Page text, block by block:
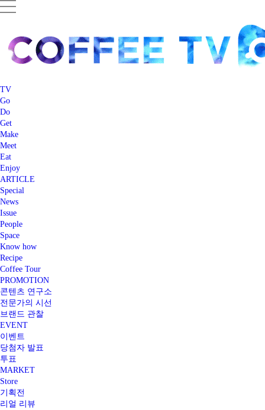
TV
Go
Do
Get
Make
Meet
Eat
Enjoy
ARTICLE
Special
News
Issue
People
Space
Know how
Recipe
Coffee Tour
PROMOTION
콘텐츠 연구소
전문가의 시선
브랜드 관찰
EVENT
이벤트
당첨자 발표
투표
MARKET
Store
기획전
리얼 리뷰